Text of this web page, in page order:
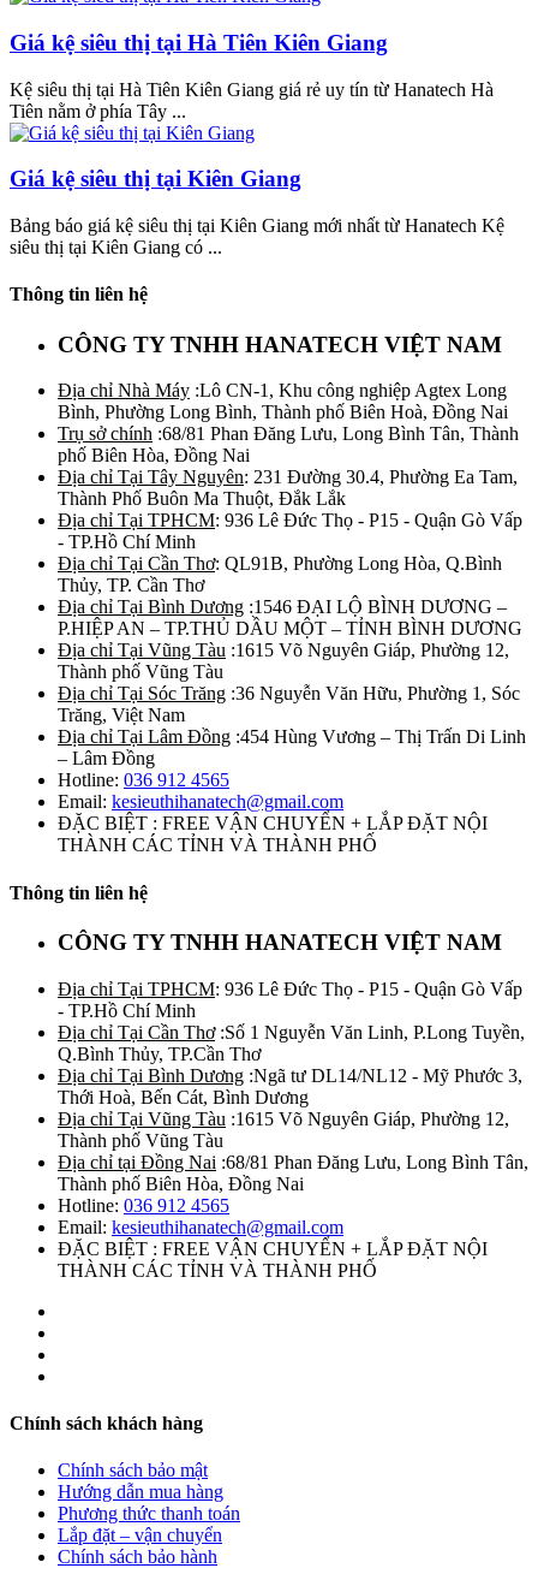
Giá kệ siêu thị tại Hà Tiên Kiên Giang
Kệ siêu thị tại Hà Tiên Kiên Giang giá rẻ uy tín từ Hanatech Hà
Tiên nằm ở phía Tây ...
Giá kệ siêu thị tại Kiên Giang
Bảng báo giá kệ siêu thị tại Kiên Giang mới nhất từ Hanatech Kệ
siêu thị tại Kiên Giang có ...
Thông tin liên hệ
CÔNG TY TNHH HANATECH VIỆT NAM
Địa chỉ Nhà Máy :Lô CN-1, Khu công nghiệp Agtex Long
Bình, Phường Long Bình, Thành phố Biên Hoà, Đồng Nai
Trụ sở chính :68/81 Phan Đăng Lưu, Long Bình Tân, Thành
phố Biên Hòa, Đồng Nai
Địa chỉ Tại Tây Nguyên: 231 Đường 30.4, Phường Ea Tam,
Thành Phố Buôn Ma Thuột, Đắk Lắk
Địa chỉ Tại TPHCM: 936 Lê Đức Thọ - P15 - Quận Gò Vấp
- TP.Hồ Chí Minh
Địa chỉ Tại Cần Thơ: QL91B, Phường Long Hòa, Q.Bình
Thủy, TP. Cần Thơ
Địa chỉ Tại Bình Dương :1546 ĐẠI LỘ BÌNH DƯƠNG –
P.HIỆP AN – TP.THỦ DẦU MỘT – TỈNH BÌNH DƯƠNG
Địa chỉ Tại Vũng Tàu :1615 Võ Nguyên Giáp, Phường 12,
Thành phố Vũng Tàu
Địa chỉ Tại Sóc Trăng :36 Nguyễn Văn Hữu, Phường 1, Sóc
Trăng, Việt Nam
Địa chỉ Tại Lâm Đồng :454 Hùng Vương – Thị Trấn Di Linh
– Lâm Đồng
Hotline: 036 912 4565
Email: kesieuthihanatech@gmail.com
ĐẶC BIỆT : FREE VẬN CHUYỂN + LẮP ĐẶT NỘI
THÀNH CÁC TỈNH VÀ THÀNH PHỐ
Thông tin liên hệ
CÔNG TY TNHH HANATECH VIỆT NAM
Địa chỉ Tại TPHCM: 936 Lê Đức Thọ - P15 - Quận Gò Vấp
- TP.Hồ Chí Minh
Địa chỉ Tại Cần Thơ:Số 1 Nguyễn Văn Linh, P.Long Tuyền,
Q.Bình Thủy, TP.Cần Thơ
Địa chỉ Tại Bình Dương :Ngã tư DL14/NL12 - Mỹ Phước 3,
Thới Hoà, Bến Cát, Bình Dương
Địa chỉ Tại Vũng Tàu :1615 Võ Nguyên Giáp, Phường 12,
Thành phố Vũng Tàu
Địa chỉ tại Đồng Nai :68/81 Phan Đăng Lưu, Long Bình Tân,
Thành phố Biên Hòa, Đồng Nai
Hotline: 036 912 4565
Email: kesieuthihanatech@gmail.com
ĐẶC BIỆT : FREE VẬN CHUYỂN + LẮP ĐẶT NỘI
THÀNH CÁC TỈNH VÀ THÀNH PHỐ
Chính sách khách hàng
Chính sách bảo mật
Hướng dẫn mua hàng
Phương thức thanh toán
Lắp đặt – vận chuyển
Chính sách bảo hành